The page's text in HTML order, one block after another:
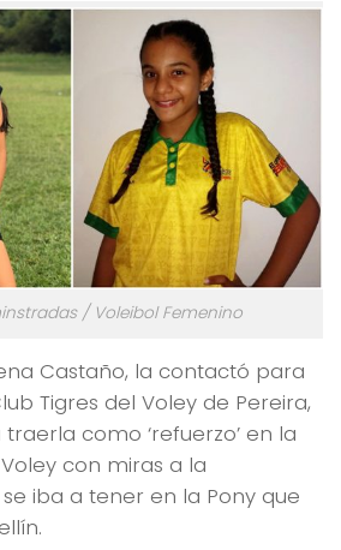
/ Voleibol Femenino
Castaño, la contactó para
Tigres del Voley de Pereira,
como ‘refuerzo’ en la
con miras a la
iba a tener en la Pony que